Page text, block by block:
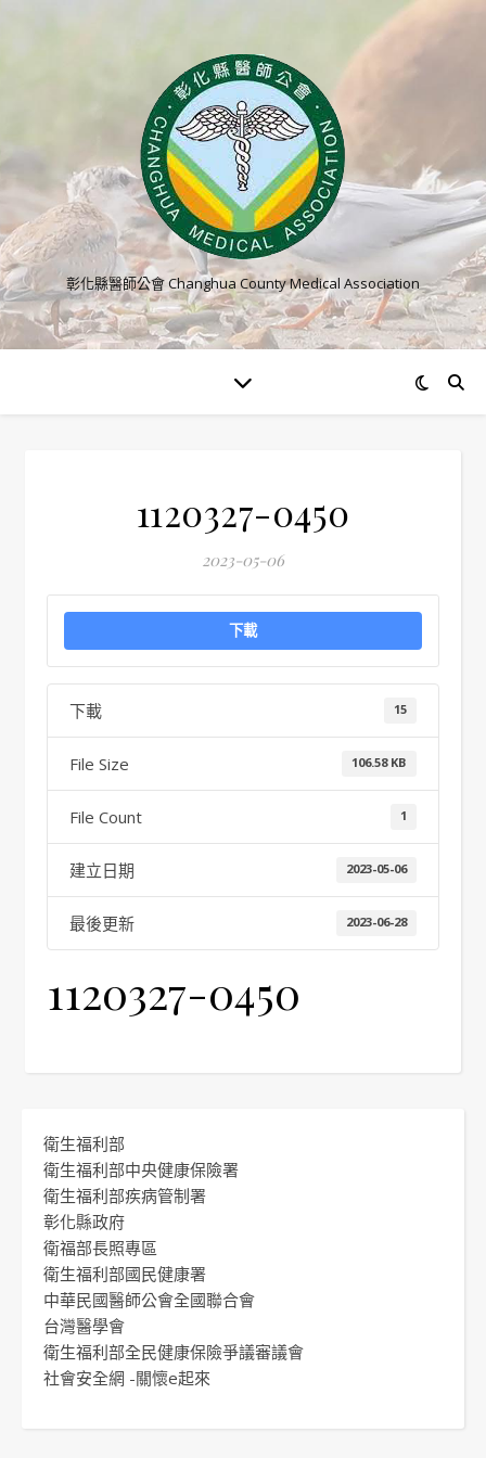
彰化縣醫師公會 Changhua County Medical Association
1120327-0450
2023-05-06
下載
下載 15
File Size 106.58 KB
File Count 1
建立日期 2023-05-06
最後更新 2023-06-28
1120327-0450
衛生福利部
衛生福利部中央健康保險署
衛生福利部疾病管制署
彰化縣政府
衛福部長照專區
衛生福利部國民健康署
中華民國醫師公會全國聯合會
台灣醫學會
衛生福利部全民健康保險爭議審議會
社會安全網 -關懷e起來